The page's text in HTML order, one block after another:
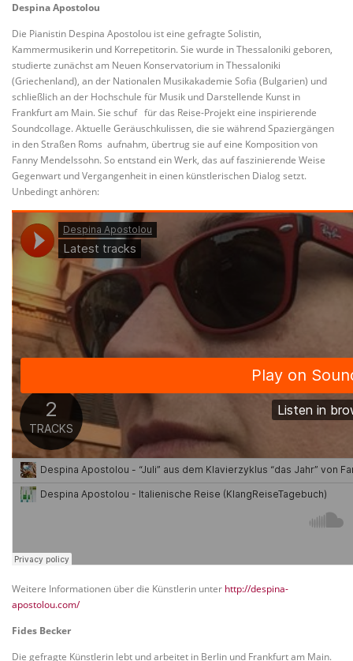
Despina Apostolou
Die Pianistin Despina Apostolou ist eine gefragte Solistin,
Kammermusikerin und Korrepetitorin. Sie wurde in Thessaloniki geboren,
studierte zunächst am Neuen Konservatorium in Thessaloniki
(Griechenland), an der Nationalen Musikakademie Sofia (Bulgarien) und
schließlich an der Hochschule für Musik und Darstellende Kunst in
Frankfurt am Main. Sie schuf für das Reise-Projekt eine inspirierende
Soundcollage. Aktuelle Geräuschkulissen, die sie während Spaziergängen
in den Straßen Roms aufnahm, übertrug sie auf eine Komposition von
Fanny Mendelssohn. So entstand ein Werk, das auf faszinierende Weise
Gegenwart und Vergangenheit in einen künstlerischen Dialog setzt.
Unbedingt anhören:
Weitere Informationen über die Künstlerin unter http://despina-
apostolou.com/
Fides Becker
Die gefragte Künstlerin lebt und arbeitet in Berlin und Frankfurt am Main.